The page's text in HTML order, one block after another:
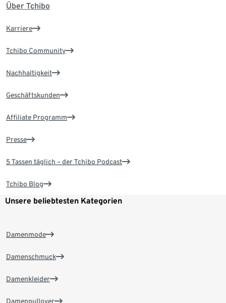
Über Tchibo
Karriere
Tchibo Community
Nachhaltigkeit
Geschäftskunden
Affiliate Programm
Presse
5 Tassen täglich – der Tchibo Podcast
Tchibo Blog
Unsere beliebtesten Kategorien
Damenmode
Damenschmuck
Damenkleider
Damenpullover